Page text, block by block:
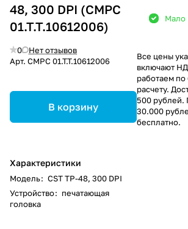
48, 300 DPI (CMPC
01.T.T.10612006)
0
Нет отзывов
Арт. CMPC 01.T.T.10612006
В корзину
Характеристики
Модель: CST TP-48, 300 DPI
Устройство: печатающая
головка
Мало
Все цены
включают
работаем
расчету.
500 рублей.
30.000
бесплатно.